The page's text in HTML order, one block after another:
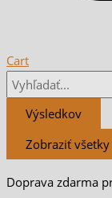
Cart
Výsledkov
Zobraziť
Doprava zdarma